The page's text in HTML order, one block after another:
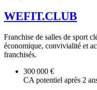
WEFIT.CLUB
Franchise de salles de sport
économique, convivialité et
franchisés.
300 000 €
CA potentiel après 2